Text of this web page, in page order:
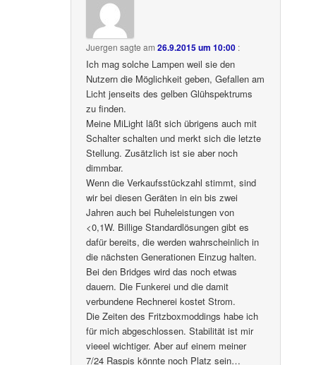
Juergen sagte am26.9.2015 um 10:00 :
Ich mag solche Lampen weil sie den
Nutzern die Möglichkeit geben, Gefallen am
Licht jenseits des gelben Glühspektrums
zu finden.
Meine MiLight läßt sich übrigens auch mit
Schalter schalten und merkt sich die letzte
Stellung. Zusätzlich ist sie aber noch
dimmbar.
Wenn die Verkaufsstückzahl stimmt, sind
wir bei diesen Geräten in ein bis zwei
Jahren auch bei Ruheleistungen von
<0,1W. Billige Standardlösungen gibt es
dafür bereits, die werden wahrscheinlich in
die nächsten Generationen Einzug halten.
Bei den Bridges wird das noch etwas
dauern. Die Funkerei und die damit
verbundene Rechnerei kostet Strom.
Die Zeiten des Fritzboxmoddings habe ich
für mich abgeschlossen. Stabilität ist mir
vieeel wichtiger. Aber auf einem meiner
7/24 Raspis könnte noch Platz sein…